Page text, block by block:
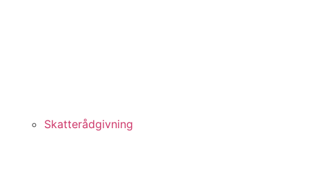
Skatterådgivning